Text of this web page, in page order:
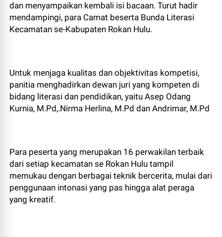
dan menyampaikan kembali isi bacaan. Turut hadir
mendampingi, para Camat beserta Bunda Literasi
Kecamatan se-Kabupaten Rokan Hulu.
Untuk menjaga kualitas dan objektivitas kompetisi,
panitia menghadirkan dewan juri yang kompeten di
bidang literasi dan pendidikan, yaitu Asep Odang
Kurnia, M.Pd,.Nirma Herlina, M.Pd dan Andrimar, M.Pd
Para peserta yang merupakan 16 perwakilan terbaik
dari setiap kecamatan se Rokan Hulu tampil
memukau dengan berbagai teknik bercerita, mulai dari
penggunaan intonasi yang pas hingga alat peraga
yang kreatif.